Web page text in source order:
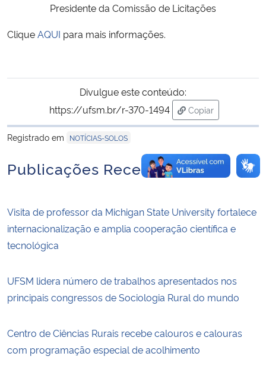
Presidente da Comissão de Licitações
CliqueAQUI para mais informações.
Divulgue este conteúdo:
https://ufsm.br/r-370-1494
Copiar
para área de
Registrado em
NOTÍCIAS-SOLOS
Publicações Recentes
Visita de professor da Michigan State University fortalece
internacionalização e amplia cooperação científica e
tecnológica
UFSM lidera número de trabalhos apresentados nos
principais congressos de Sociologia Rural do mundo
Centro de Ciências Rurais recebe calouros e calouras
com programação especial de acolhimento